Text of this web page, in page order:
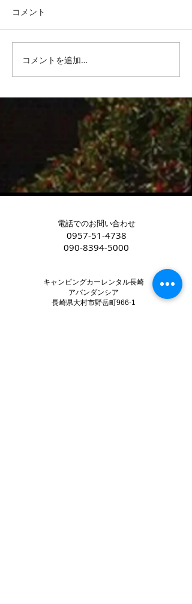
中古キャンピングカー購
入後のお悩み
コメント
コメントを追加…
電話でのお問い合わせ
0957-51-4738
090-8394-5000
キャンピングカーレンタル長崎
アバンダンシア
長崎県大村市野岳町966-1